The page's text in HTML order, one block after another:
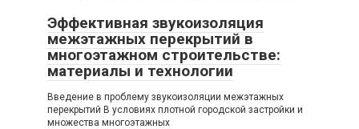
Эффективная звукоизоляция
межэтажных перекрытий в
многоэтажном строительстве:
материалы и технологии
Введение в проблему звукоизоляции межэтажных
перекрытий В условиях плотной городской застройки и
множества многоэтажных